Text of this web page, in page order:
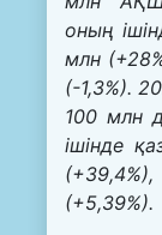
оның
млн
(-1,3%).
100 млн
ішінде
(+5,39%).